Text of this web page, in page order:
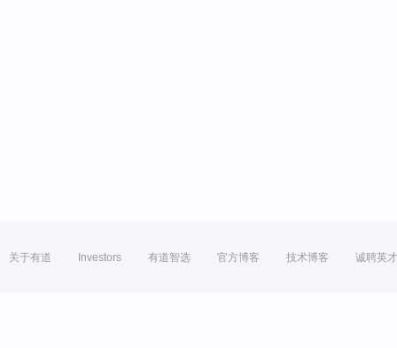
关于有道 Investors 有道智选 官方博客 技术博客 诚聘英才